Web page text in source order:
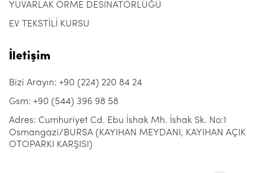
YUVARLAK ÖRME DESİNATÖRLÜĞÜ
EV TEKSTİLİ KURSU
İletişim
Bizi Arayın: +90 (224) 220 84 24
Gsm: +90 (544) 396 98 58
Adres: Cumhuriyet Cd. Ebu İshak Mh. İshak Sk. No:1
Osmangazi/BURSA (KAYIHAN MEYDANI, KAYIHAN AÇIK
OTOPARKI KARŞISI)